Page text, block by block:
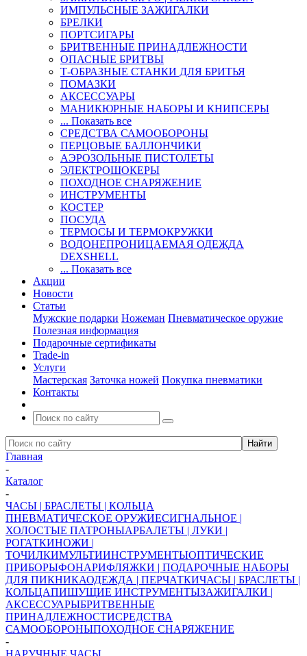
ИМПУЛЬСНЫЕ ЗАЖИГАЛКИ
БРЕЛКИ
ПОРТСИГАРЫ
БРИТВЕННЫЕ ПРИНАДЛЕЖНОСТИ
ОПАСНЫЕ БРИТВЫ
Т-ОБРАЗНЫЕ СТАНКИ ДЛЯ БРИТЬЯ
ПОМАЗКИ
АКСЕССУАРЫ
МАНИКЮРНЫЕ НАБОРЫ И КНИПСЕРЫ
... Показать все
СРЕДСТВА САМООБОРОНЫ
ПЕРЦОВЫЕ БАЛЛОНЧИКИ
АЭРОЗОЛЬНЫЕ ПИСТОЛЕТЫ
ЭЛЕКТРОШОКЕРЫ
ПОХОДНОЕ СНАРЯЖЕНИЕ
ИНСТРУМЕНТЫ
КОСТЕР
ПОСУДА
ТЕРМОСЫ И ТЕРМОКРУЖКИ
ВОДОНЕПРОНИЦАЕМАЯ ОДЕЖДА
DEXSHELL
... Показать все
Акции
Новости
Статьи
Мужские подарки Ножеман Пневматическое оружие
Полезная информация
Подарочные сертификаты
Trade-in
Услуги
Мастерская Заточка ножей Покупка пневматики
Контакты
Главная
-
Каталог
-
ЧАСЫ | БРАСЛЕТЫ | КОЛЬЦА
ПНЕВМАТИЧЕСКОЕ ОРУЖИЕСИГНАЛЬНОЕ |
ХОЛОСТЫЕ ПАТРОНЫАРБАЛЕТЫ | ЛУКИ |
РОГАТКИНОЖИ |
ТОЧИЛКИМУЛЬТИИНСТРУМЕНТЫОПТИЧЕСКИЕ
ПРИБОРЫФОНАРИФЛЯЖКИ | ПОДАРОЧНЫЕ НАБОРЫ
ДЛЯ ПИКНИКАОДЕЖДА | ПЕРЧАТКИЧАСЫ | БРАСЛЕТЫ |
КОЛЬЦАПИШУЩИЕ ИНСТРУМЕНТЫЗАЖИГАЛКИ |
АКСЕССУАРЫБРИТВЕННЫЕ
ПРИНАДЛЕЖНОСТИСРЕДСТВА
САМООБОРОНЫПОХОДНОЕ СНАРЯЖЕНИЕ
-
НАРУЧНЫЕ ЧАСЫ